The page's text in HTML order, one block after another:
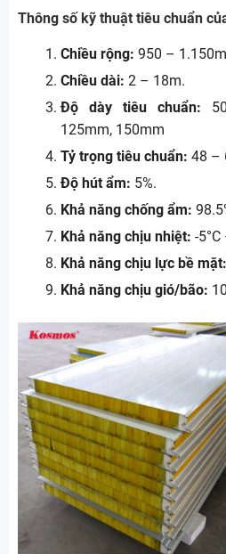
Thông số kỹ thuật tiêu chuẩn
Chiều rộng: 950 –
Chiều dài: 2 – 18m.
Độ dày tiêu chuẩn:
125mm, 150mm
Tỷ trọng tiêu chuẩn: 48 –
Độ hút ẩm: 5%.
Khả năng chống ẩm:
Khả năng chịu nhiệt: -5°C
Khả năng chịu lực bề mặt:
Khả năng chịu gió/bão: